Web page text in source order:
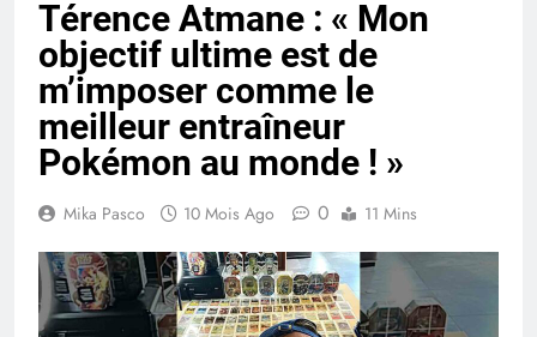
Térence Atmane : « Mon
objectif ultime est de
m’imposer comme le
meilleur entraîneur
Pokémon au monde ! »
Mika Pasco 10 Mois Ago 0 11 Mins